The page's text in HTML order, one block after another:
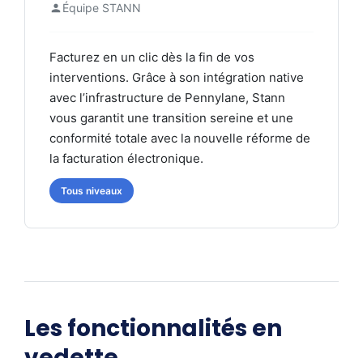
Équipe STANN
Facturez en un clic dès la fin de vos
interventions. Grâce à son intégration native
avec l’infrastructure de Pennylane, Stann
vous garantit une transition sereine et une
conformité totale avec la nouvelle réforme de
la facturation électronique.
Tous niveaux
Les fonctionnalités en